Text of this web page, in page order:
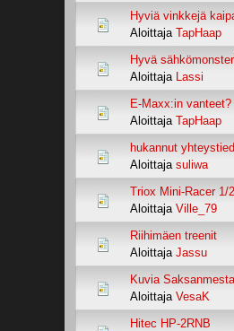
Hyviä vinkkejä
Aloittaja TapHaap
Hyvä
Aloittaja Lassi
E-Maxx:in vanteet?
Aloittaja TapHaap
hukannut
Aloittaja suliwa
Triox Mini-Racer 1/
Aloittaja Ville_79
Riihimäen treenit
Aloittaja Jassu
Kuvia
Aloittaja VesaK
Hitec HP-2RNB